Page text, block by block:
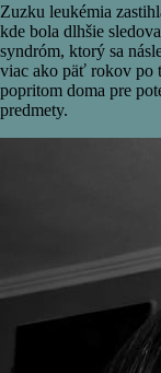
Zuzku leukémia
kde bola dlhšie
syndróm, ktorý sa
viac ako päť rokov po
popritom doma pre
predmety.